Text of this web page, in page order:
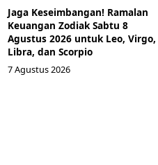
Jaga Keseimbangan! Ramalan
Keuangan Zodiak Sabtu 8
Agustus 2026 untuk Leo, Virgo,
Libra, dan Scorpio
7 Agustus 2026